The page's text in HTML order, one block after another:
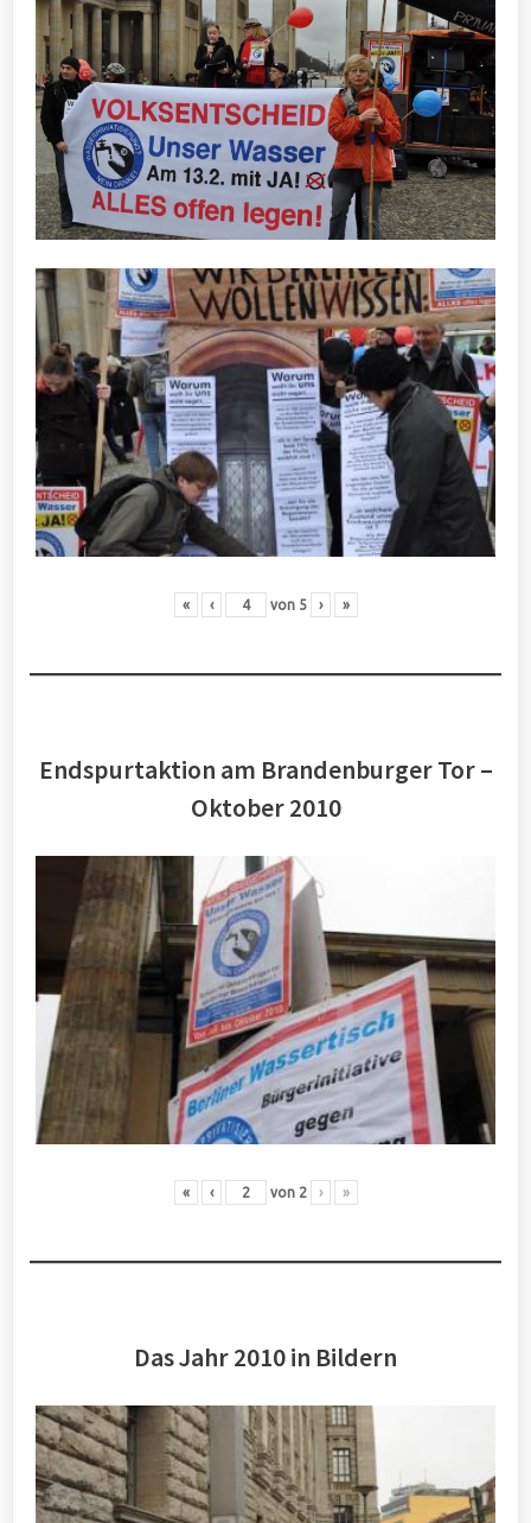
« ‹ von 5 › »
Endspurtaktion am Brandenburger Tor –
Oktober 2010
« ‹ von 2 › »
Das Jahr 2010 in Bildern